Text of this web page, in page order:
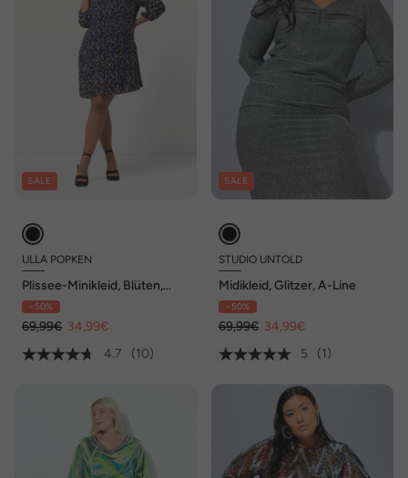
SALE
ULLA POPKEN
Plissee-Minikleid, Blüten,
Rundhals, 3/4-Arm
- 50%
69,99€ 34,99€
4.7
(10)
SALE
STUDIO UNTOLD
Midikleid, Glitzer, A-Line
- 50%
69,99€ 34,99€
5
(1)